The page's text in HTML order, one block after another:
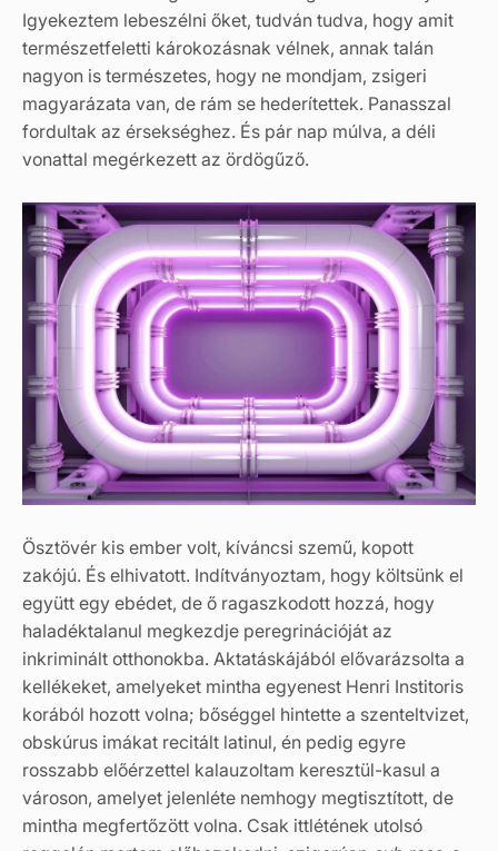
Igyekeztem lebeszélni őket, tudván tudva, hogy amit
természetfeletti károkozásnak vélnek, annak talán
nagyon is természetes, hogy ne mondjam, zsigeri
magyarázata van, de rám se hederítettek. Panasszal
fordultak az érsekséghez. És pár nap múlva, a déli
vonattal megérkezett az ördögűző.
Ösztövér kis ember volt, kíváncsi szemű, kopott
zakójú. És elhivatott. Indítványoztam, hogy költsünk el
együtt egy ebédet, de ő ragaszkodott hozzá, hogy
haladéktalanul megkezdje peregrinációját az
inkriminált otthonokba. Aktatáskájából elővarázsolta a
kellékeket, amelyeket mintha egyenest Henri Institoris
korából hozott volna; bőséggel hintette a szenteltvizet,
obskúrus imákat recitált latinul, én pedig egyre
rosszabb előérzettel kalauzoltam keresztül-kasul a
városon, amelyet jelenléte nemhogy megtisztított, de
mintha megfertőzött volna. Csak ittlétének utolsó